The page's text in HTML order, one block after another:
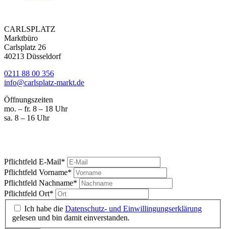
CARLSPLATZ
Marktbüro
Carlsplatz 26
40213 Düsseldorf
0211 88 00 356
info@carlsplatz-markt.de
Öffnungszeiten
mo. – fr. 8 – 18 Uhr
sa. 8 – 16 Uhr
Pflichtfeld E-Mail*
Pflichtfeld Vorname*
Pflichtfeld Nachname*
Pflichtfeld Ort*
Ich habe die Datenschutz- und Einwillingungserklärung
gelesen und bin damit einverstanden.